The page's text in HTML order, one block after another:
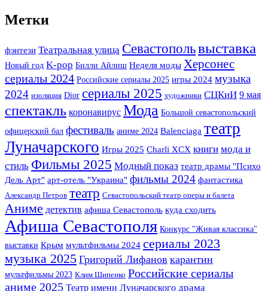
Метки
фэнтези Театральная улица Севастопольвыставка
Новый год K-pop Билли Айлиш Неделя моды Херсонес
сериалы 2024 Российские сериалы 2025 игры 2024 музыка
2024 изоляция Dior сериалы 2025 художники СЦКиИ 9 мая
спектакль коронавирус Мода Большой севастопольский
офицерский бал фестиваль аниме 2024 Balenciaga театр
Луначарского Игры 2025 Charli XCX книги мода и
стиль Фильмы 2025 Модный показ театр драмы "Психо
Дель Арт" арт-отель "Украина" фильмы 2024 фантастика
Александр Петров театр Севастопольский театр оперы и балета
Аниме детектив афиша Севастополь куда сходить
Афиша Севастополя Конкурс "Живая классика"
выставки Крым мультфильмы 2024 сериалы 2023
музыка 2025 Григорий Лифанов карантин
мультфильмы 2023 Клим Шипенко Российские сериалы
аниме 2025 Театр имени Луначарского драма